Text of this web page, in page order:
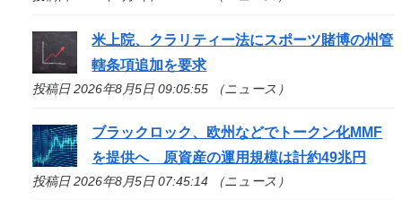
米上院、クラリティー法にスポーツ賭博の州管
轄条項追加を要求
投稿日 2026年8月5日 09:05:55 （ニュース）
ブラックロック、欧州などでトークン化MMF
を提供へ 原資産の運用規模は計約49兆円
投稿日 2026年8月5日 07:45:14 （ニュース）